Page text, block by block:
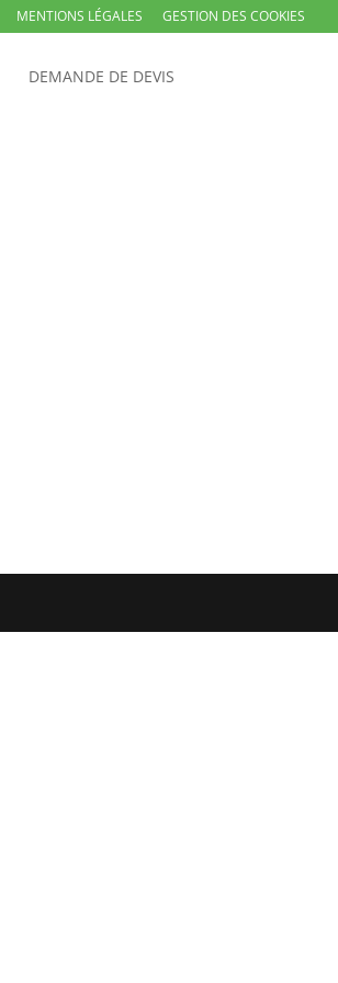
MENTIONS LÉGALES GESTION DES COOKIES
DEMANDE DE DEVIS